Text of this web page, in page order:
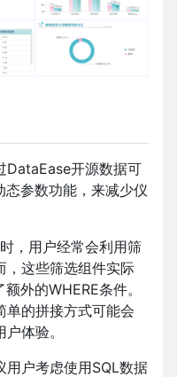
DataEase开源数据可
参数功能，来减少仪
，用户经常会利用筛
，这些筛选组件实际
外的WHERE条件。
单的拼接方式可能会
体验。
用户考虑使用SQL数据